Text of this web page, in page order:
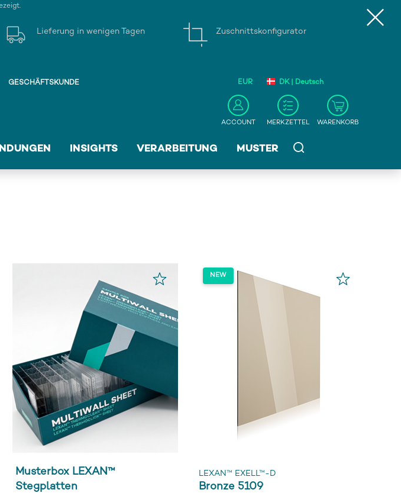
Lieferung in wenigen Tagen Zuschnittskonfigurator
GESCHÄFTSKUNDE EUR DK | Deutsch
ACCOUNT MERKZETTEL WARENKORB
INSIGHTS VERARBEITUNG MUSTER
Musterbox LEXAN™
Stegplatten
LEXAN™ EXELL™-D
Bronze 5109